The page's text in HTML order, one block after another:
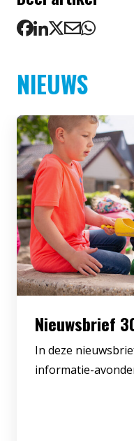
NIEUWS
Nieuwsbrief
In deze
informatie-